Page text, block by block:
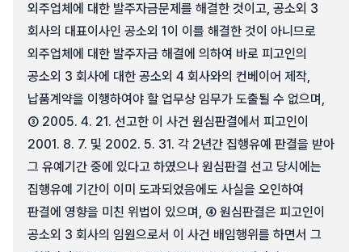
외주업체에 대한 발주자금문제를 해결한 것이고, 공소외 3
회사의 대표이사인 공소외 1이 이를 해결한 것이 아니므로
외주업체에 대한 발주자금 해결에 의하여 바로 피고인의
공소외 3 회사에 대한 공소외 4 회사와의 컨베이어 제작,
납품계약을 이행하여야 할 업무상 임무가 도출될 수 없으며,
③ 2005. 4. 21. 선고한 이 사건 원심판결에서 피고인이
2001. 8. 7. 및 2002. 5. 31. 각 2년간 집행유예 판결을 받아
그 유예기간 중에 있다고 하였으나 원심판결 선고 당시에는
집행유예 기간이 이미 도과되었음에도 사실을 오인하여
판결에 영향을 미친 위법이 있으며, ④ 원심판결은 피고인이
공소외 3 회사의 임원으로서 이 사건 배임행위를 하면서 그